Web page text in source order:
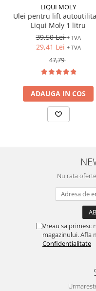
LIQUI MOLY
Ulei pentru lift
Liqui Moly 1 litru
39,50 Lei+ TVA
29,41 Lei + TVA
47,79
ADAUGA IN COS
Nu rata
Vreau sa primesc
magazinului. Afla
Confidentialitate